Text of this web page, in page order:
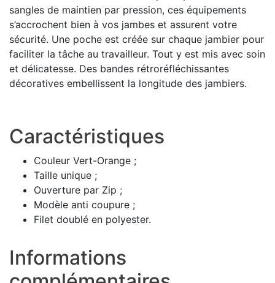
sangles de maintien par pression, ces équipements
s’accrochent bien à vos jambes et assurent votre
sécurité. Une poche est créée sur chaque jambier pour
faciliter la tâche au travailleur. Tout y est mis avec soin
et délicatesse. Des bandes rétroréfléchissantes
décoratives embellissent la longitude des jambiers.
Caractéristiques
Couleur Vert-Orange ;
Taille unique ;
Ouverture par Zip ;
Modèle anti coupure ;
Filet doublé en polyester.
Informations